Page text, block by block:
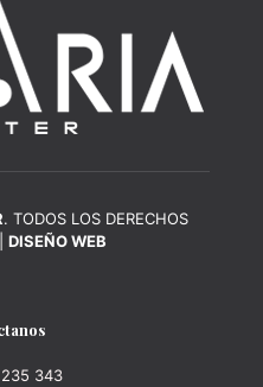
. TODOS LOS DERECHOS
DISEÑO WEB
343